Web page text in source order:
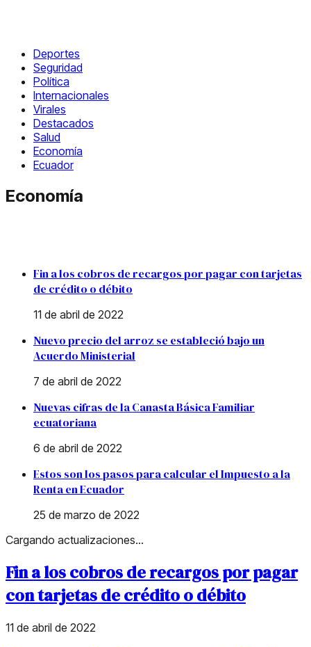
Deportes
Seguridad
Política
Internacionales
Virales
Destacados
Salud
Economía
Ecuador
Economía
Fin a los cobros de recargos por pagar con tarjetas
de crédito o débito
11 de abril de 2022
Nuevo precio del arroz se estableció bajo un
Acuerdo Ministerial
7 de abril de 2022
Nuevas cifras de la Canasta Básica Familiar
ecuatoriana
6 de abril de 2022
Estos son los pasos para calcular el Impuesto a la
Renta en Ecuador
25 de marzo de 2022
Cargando actualizaciones...
Fin a los cobros de recargos por pagar
con tarjetas de crédito o débito
11 de abril de 2022